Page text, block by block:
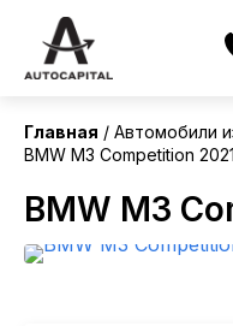
АВТОМОБИЛИ
Главная Автомобили
BMW M3 Competition 2021
BMW M3
Корея